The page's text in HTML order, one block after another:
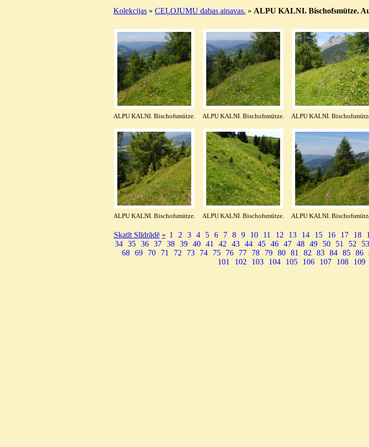
Kolekcijas » CEĻOJUMU dabas ainavas. » ALPU KALNI. Bischofsmütze.
ALPU KALNI. Bischofsmütze. ALPU KALNI. Bischofsmütze. ALPU KALNI.
ALPU KALNI. Bischofsmütze. ALPU KALNI. Bischofsmütze. ALPU KALNI.
Skatīt Slīdrādē « 1 2 3 4 5 6 7 8 9 10 11 12 13 14 15 16 17 18
34 35 36 37 38 39 40 41 42 43 44 45 46 47 48 49 50 51 52 53
68 69 70 71 72 73 74 75 76 77 78 79 80 81 82 83 84 85 86
101
102 103 104 105 106 107 108 109